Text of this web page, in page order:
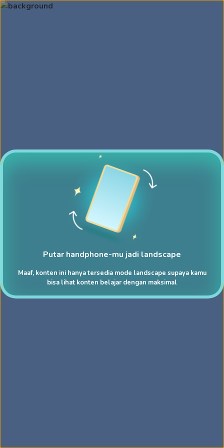
Putar handphone-mu jadi landscape
Maaf, konten ini hanya tersedia mode landscape supaya kamu
bisa lihat konten belajar dengan maksimal